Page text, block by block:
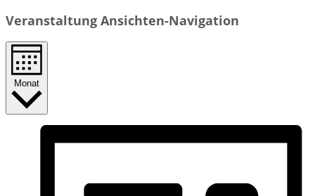
Veranstaltung Ansichten-Navigation
Monat